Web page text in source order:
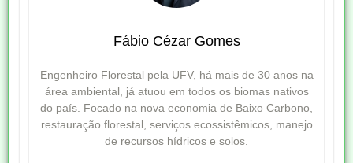
Fábio Cézar Gomes
Engenheiro Florestal pela UFV, há mais de 30 anos na
área ambiental, já atuou em todos os biomas nativos
do país. Focado na nova economia de Baixo Carbono,
restauração florestal, serviços ecossistêmicos, manejo
de recursos hídricos e solos.